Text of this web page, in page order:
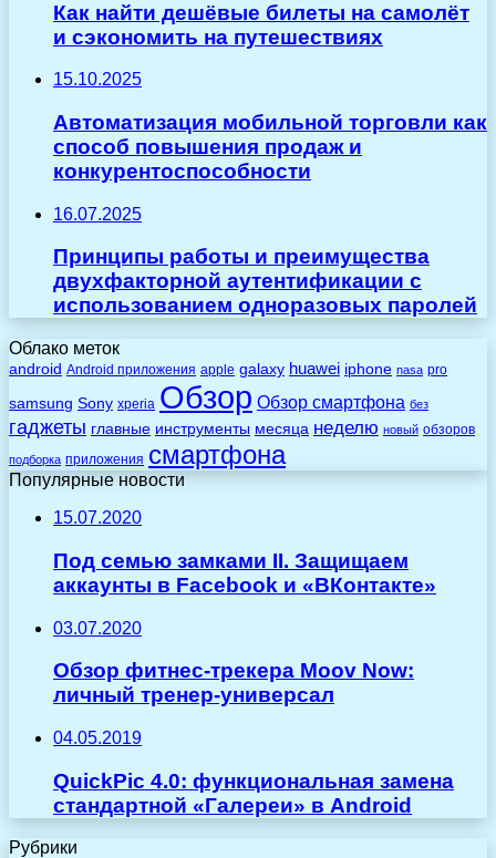
Как найти дешёвые билеты на самолёт
и сэкономить на путешествиях
15.10.2025
Автоматизация мобильной торговли как
способ повышения продаж и
конкурентоспособности
16.07.2025
Принципы работы и преимущества
двухфакторной аутентификации с
использованием одноразовых паролей
Облако меток
android Android приложения apple galaxy huawei iphone nasa pro
samsung Sony xperia Обзор Обзор смартфона без
гаджеты главные инструменты месяца неделю новый обзоров
подборка приложения смартфона
Популярные новости
15.07.2020
Под семью замками II. Защищаем
аккаунты в Facebook и «ВКонтакте»
03.07.2020
Обзор фитнес-трекера Moov Now:
личный тренер-универсал
04.05.2019
QuickPic 4.0: функциональная замена
стандартной «Галереи» в Android
Рубрики